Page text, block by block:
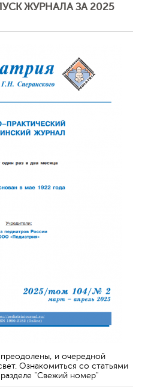
ЖУРНАЛА ЗА 2025
и очередной
Ознакомиться со статьями
"Свежий номер"